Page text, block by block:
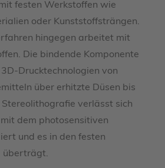
festen Werkstoffen wie
oder Kunststoffsträngen.
hingegen arbeitet mit
Die bindende Komponente
Drucktechnologien von
über erhitzte Düsen bis
Stereolithografie verlässt sich
dem photosensitiven
und es in den festen
überträgt.